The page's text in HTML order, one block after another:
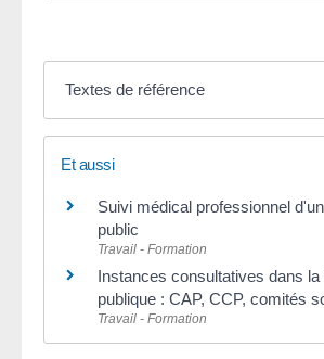
Textes de référence
Et aussi
Suivi médical professionnel
public
Travail - Formation
Instances consultatives dans la
publique : CAP, CCP, comités
Travail - Formation